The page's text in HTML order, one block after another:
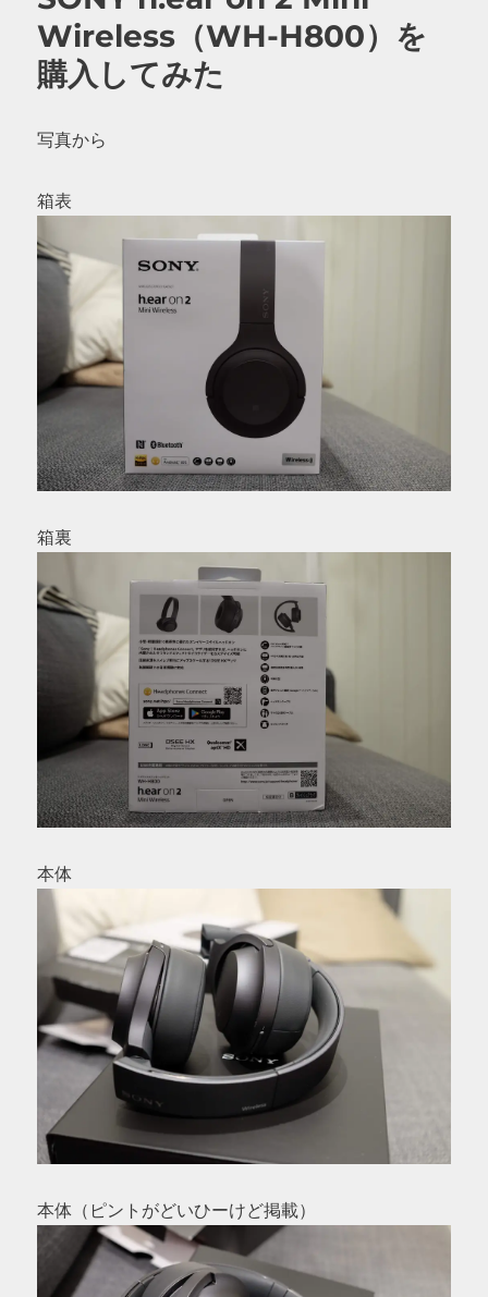
Wireless（WH-H800）を
購入してみた
写真から
箱表
箱裏
本体
本体（ピントがどいひーけど掲載）